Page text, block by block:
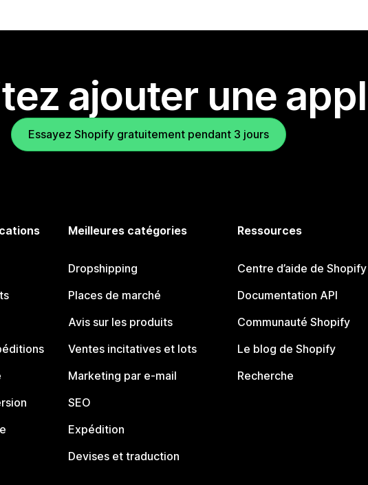
ajouter une
Essayez Shopify gratuitement pendant 3 jours
Meilleures catégories
Dropshipping
Places de marché
Avis sur les produits
Ventes incitatives et lots
Marketing par e-mail
SEO
Expédition
Devises et traduction
Ressources
Centre d’aide de Shopify
Documentation API
Communauté Shopify
Le blog de Shopify
Recherche